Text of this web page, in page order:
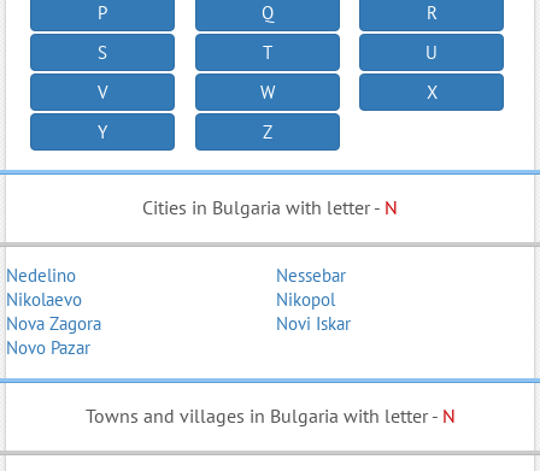
P
Q
R
S
T
U
V
W
X
Y
Z
Cities in Bulgaria with letter - N
Nedelino
Nessebar
Nikolaevo
Nikopol
Nova Zagora
Novi Iskar
Novo Pazar
Towns and villages in Bulgaria with letter - N